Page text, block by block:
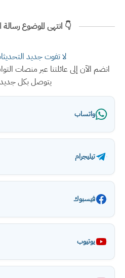
👇 انتهى الموضوع رسالة
لا تفوت جديد
انضم الآن إلى عائلتنا عبر منصات
يتوصل بكل
واتساب
تيليجرام
فيسبوك
يوتيوب